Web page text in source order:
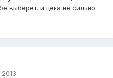
выберет. и цена не сильно